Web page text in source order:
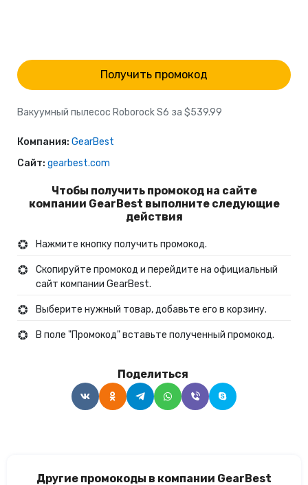
Получить промокод
Вакуумный пылесос Roborock S6 за $539.99
Компания: GearBest
Сайт: gearbest.com
Чтобы получить промокод на сайте
компании GearBest выполните следующие
действия
Нажмите кнопку получить промокод.
Скопируйте промокод и перейдите на официальный
сайт компании GearBest.
Выберите нужный товар, добавьте его в корзину.
В поле "Промокод" вставьте полученный промокод.
Поделиться
Другие промокоды в компании GearBest